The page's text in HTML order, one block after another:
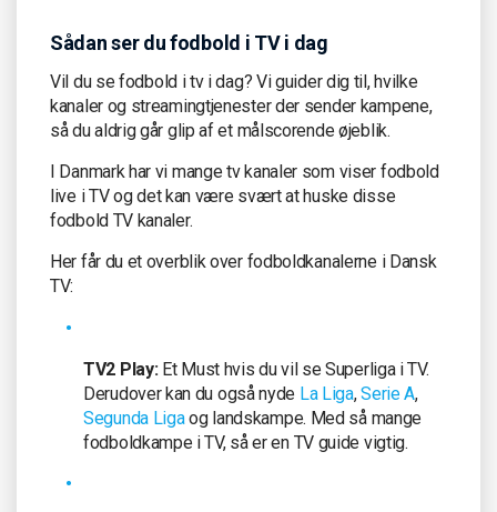
Sådan ser du fodbold i TV i dag
Vil du se fodbold i tv i dag? Vi guider dig til, hvilke
kanaler og streamingtjenester der sender kampene,
så du aldrig går glip af et målscorende øjeblik.
I Danmark har vi mange tv kanaler som viser fodbold
live i TV og det kan være svært at huske disse
fodbold TV kanaler.
Her får du et overblik over fodboldkanalerne i Dansk
TV:
TV2 Play: Et Must hvis du vil se Superliga i TV.
Derudover kan du også nyde La Liga,Serie A,
Segunda Ligaog landskampe. Med så mange
fodboldkampe i TV, så er en TV guide vigtig.